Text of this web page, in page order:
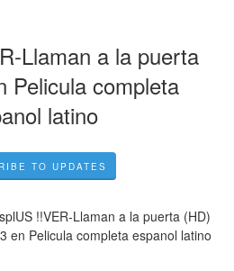
Llaman a la puerta
Pelicula completa
latino
TO UPDATES
!!VER-Llaman a la puerta (HD)
en Pelicula completa espanol latino